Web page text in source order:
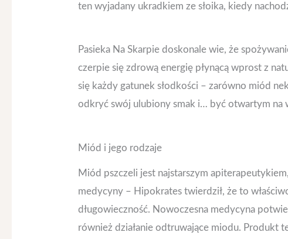
ten wyjadany ukradkiem ze słoika, kiedy
Pasieka Na Skarpie doskonale wie, że
czerpie się zdrową energię płynącą wprost z
się każdy gatunek słodkości – zarówno miód
odkryć swój ulubiony smak i… być otwartym na
Miód i jego rodzaje
Miód pszczeli jest najstarszym
medycyny – Hipokrates twierdził, że to
długowieczność. Nowoczesna medycyna
również działanie odtruwające miodu. Produkt